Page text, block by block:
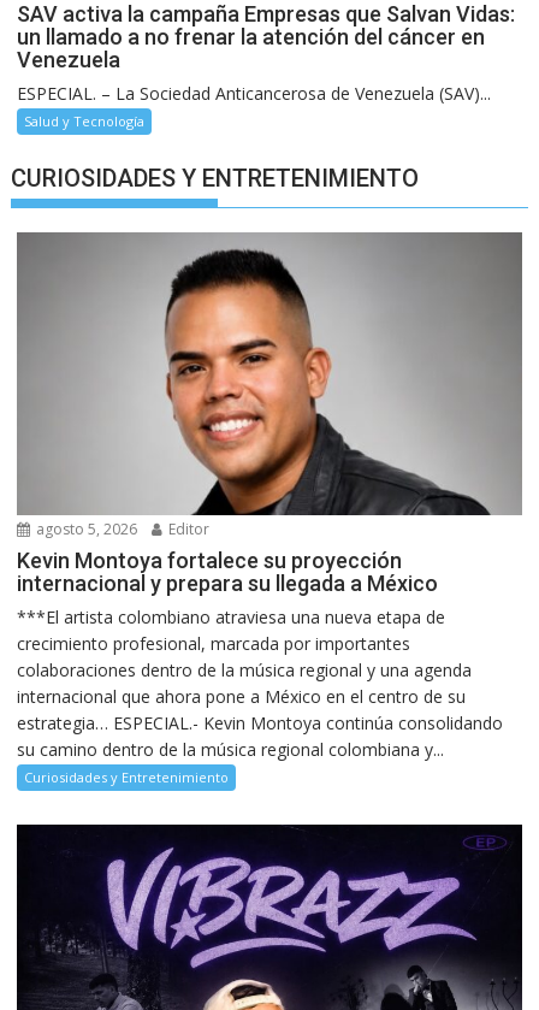
SAV activa la campaña Empresas que Salvan Vidas:
un llamado a no frenar la atención del cáncer en
Venezuela
ESPECIAL. – La Sociedad Anticancerosa de Venezuela (SAV)...
Salud y Tecnología
CURIOSIDADES Y ENTRETENIMIENTO
agosto 5, 2026 Editor
Kevin Montoya fortalece su proyección
internacional y prepara su llegada a México
***El artista colombiano atraviesa una nueva etapa de
crecimiento profesional, marcada por importantes
colaboraciones dentro de la música regional y una agenda
internacional que ahora pone a México en el centro de su
estrategia… ESPECIAL.- Kevin Montoya continúa consolidando
su camino dentro de la música regional colombiana y...
Curiosidades y Entretenimiento